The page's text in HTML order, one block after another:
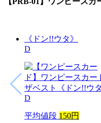
《ドン!!ウタ》
D
平均値段 150円